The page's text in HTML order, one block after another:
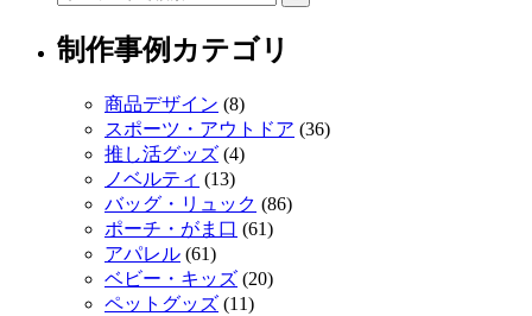
制作事例カテゴリ
商品デザイン (8)
スポーツ・アウトドア (36)
推し活グッズ (4)
ノベルティ (13)
バッグ・リュック (86)
ポーチ・がま口 (61)
アパレル (61)
ベビー・キッズ (20)
ペットグッズ (11)